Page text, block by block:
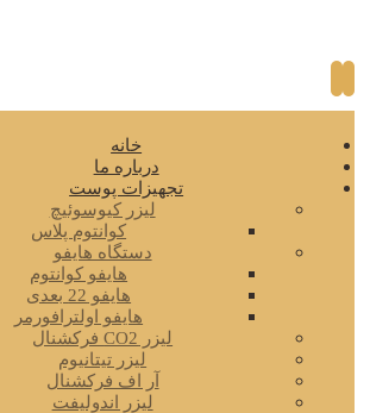
خانه
درباره ما
تجهیزات پوست
لیزر کیوسوئیچ
کوانتوم پلاس
دستگاه هایفو
هایفو کوانتوم
هایفو 22 بعدی
هایفو اولترافورمر
لیزر CO2 فرکشنال
لیزر تیتانیوم
آر اف فرکشنال
لیزر اندولیفت